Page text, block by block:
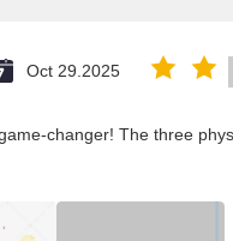
Oct 29.2025
changer! The three